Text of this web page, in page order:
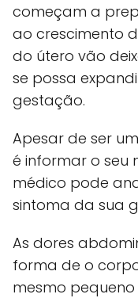
começam a
ao crescimento
do útero vão
se possa
gestação.
Apesar de ser
é informar o seu
médico pode
sintoma da sua
As dores
forma de o
mesmo